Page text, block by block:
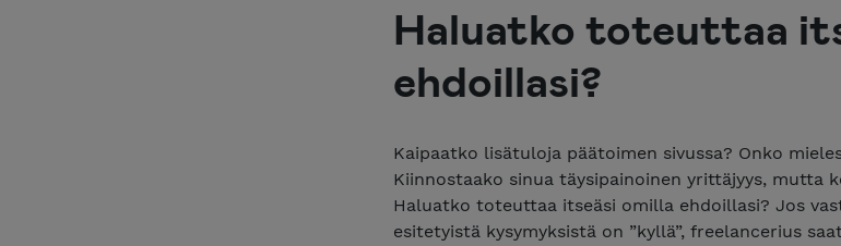
Haluatko toteuttaa
ehdoillasi?
Kaipaatko lisätuloja päätoimen sivussa? Onko
Kiinnostaako sinua täysipainoinen yrittäjyys, mutta
Haluatko toteuttaa itseäsi omilla ehdoillasi? Jos
esitetyistä kysymyksistä on ”kyllä”, freelancerius